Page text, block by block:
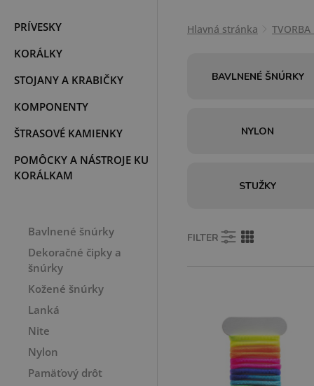
PRÍVESKY
KORÁLKY
STOJANY A KRABIČKY
KOMPONENTY
ŠTRASOVÉ KAMIENKY
POMÔCKY A NÁSTROJE KU
KORÁLKAM
Bavlnené šnúrky
Dekoračné čipky a
šnúrky
Kožené šnúrky
Lanká
Nite
Nylon
Pamäťový drôt
Hlavná stránka TVORBA
BAVLNENÉ ŠNÚRKY
NYLON
STUŽKY
FILTER